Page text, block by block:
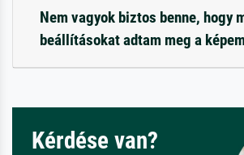
Nem vagyok biztos benne, hogy
beállításokat adtam meg a
Kérdése van?